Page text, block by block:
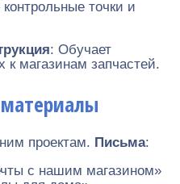
точки и
: Обучает
к магазинам запчастей.
проектам. Письма:
с нашим магазином»